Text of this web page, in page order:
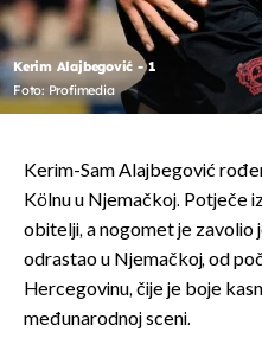
Kerim Alajbegović - 1
Foto: Profimedia
Kerim-Sam Alajbegović
Kölnu u Njemačkoj. Potječe
obitelji, a nogomet je zavolio
odrastao u Njemačkoj, od
Hercegovinu, čije je boje
međunarodnoj sceni.